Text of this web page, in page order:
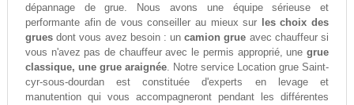
dépannage de grue. Nous avons une équipe sérieuse et
performante afin de vous conseiller au mieux sur
les choix des
gruesdont vous avez besoin : uncamion grue avec chauffeur si
vous n'avez pas de chauffeur avec le permis approprié, unegrue
classique, une grue araignée. Notre service Location grue Saint-
cyr-sous-dourdan est constituée d'experts en levage et
manutention qui vous accompagneront pendant les différentes